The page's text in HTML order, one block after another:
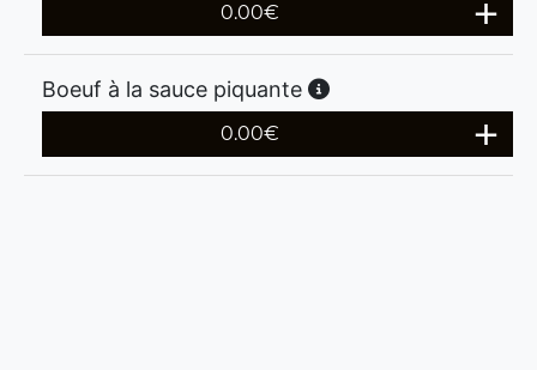
0.00€
Boeuf à la sauce piquante
0.00€